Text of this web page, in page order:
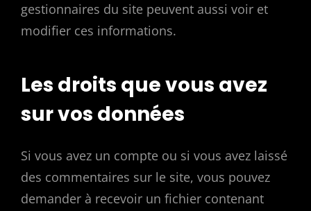
gestionnaires du site peuvent aussi voir et
modifier ces informations.
Les droits que vous avez
sur vos données
Si vous avez un compte ou si vous avez laissé
des commentaires sur le site, vous pouvez
demander à recevoir un fichier contenant